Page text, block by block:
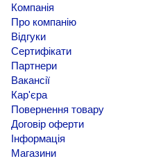
Компанія
Про компанію
Відгуки
Сертифікати
Партнери
Вакансії
Кар'єра
Повернення товару
Договір оферти
Інформація
Магазини